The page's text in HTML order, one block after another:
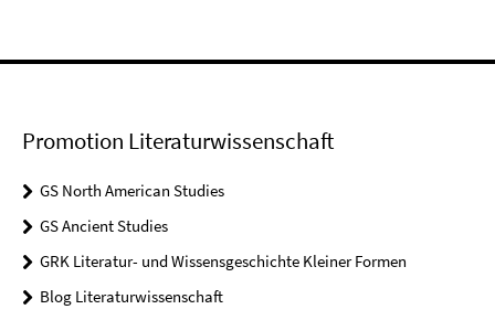
Promotion Literaturwissenschaft
GS North American Studies
GS Ancient Studies
GRK Literatur- und Wissensgeschichte Kleiner Formen
Blog Literaturwissenschaft